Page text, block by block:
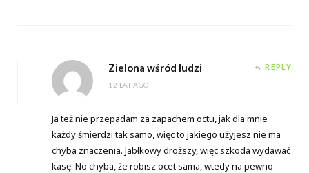
Zielona wśród ludzi
12 LAT AGO
REPLY
Ja też nie przepadam za zapachem octu, jak dla mnie
każdy śmierdzi tak samo, więc to jakiego użyjesz nie ma
chyba znaczenia. Jabłkowy droższy, więc szkoda wydawać
kasę. No chyba, że robisz ocet sama, wtedy na pewno